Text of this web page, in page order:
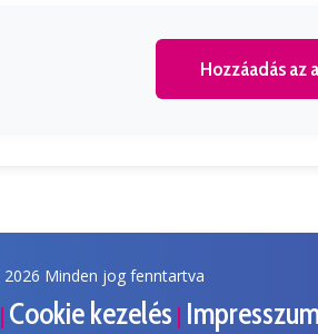
Hozzáadás az
2026 Minden jog fenntartva
| Cookie kezelés |